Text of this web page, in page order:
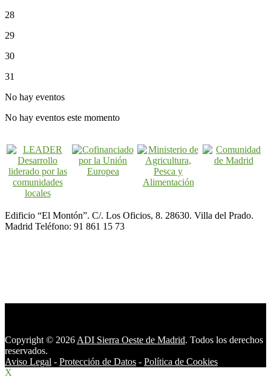
28
29
30
31
No hay eventos
No hay eventos este momento
Edificio “El Montón”. C/. Los Oficios, 8. 28630. Villa del Prado.
Madrid Teléfono: 91 861 15 73
Copyright © 2026 ADI Sierra Oeste de Madrid. Todos los derechos
reservados.
Aviso Legal - Protección de Datos - Política de Cookies
X